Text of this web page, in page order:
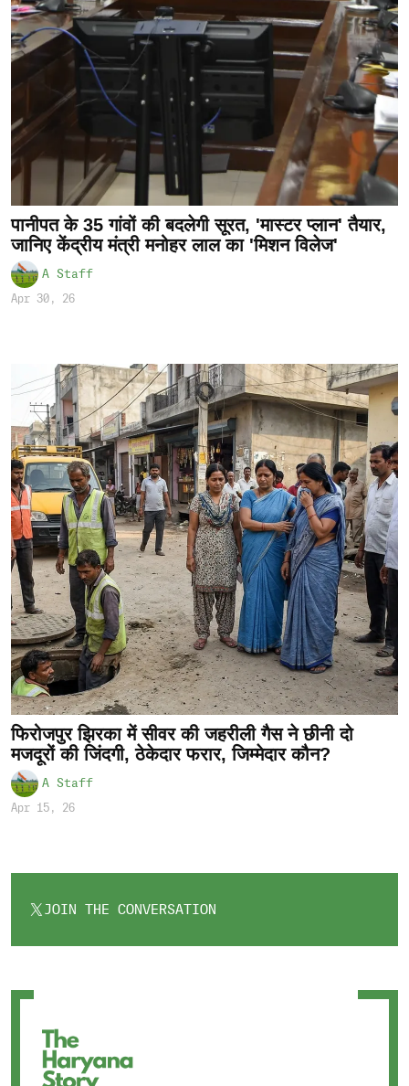
पानीपत के 35 गांवों की बदलेगी सूरत, 'मास्टर प्लान' तैयार,
जानिए केंद्रीय मंत्री मनोहर लाल का 'मिशन विलेज'
A Staff
Apr 30, 26
फिरोजपुर झिरका में सीवर की जहरीली गैस ने छीनी दो
मजदूरों की जिंदगी, ठेकेदार फरार, जिम्मेदार कौन?
A Staff
Apr 15, 26
JOIN THE CONVERSATION
OPENS